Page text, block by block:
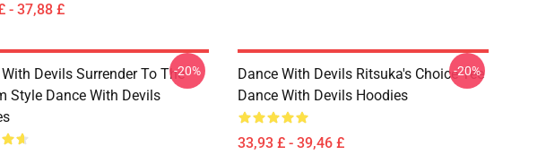
- 37,88 £
Devils Surrender To The
Style Dance With Devils
-20%
Dance With Devils Ritsuka's Choice Tee
Dance With Devils Hoodies
33,93 £ - 39,46 £
-20%